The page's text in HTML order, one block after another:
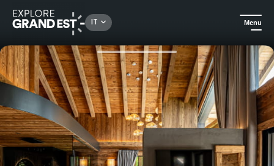
IT Menu
Alloggi di lusso Pernottamento di lusso in uno chalet per 2 persone con spa privata - Domaine Les Terres Bleues